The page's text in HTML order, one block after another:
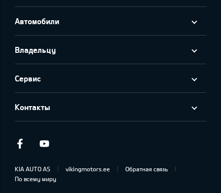
Автомобили
Владельцу
Сервис
Контакты
Facebook
KIA AUTO AS vikingmotors.ee
Обратная связь
По всему миру